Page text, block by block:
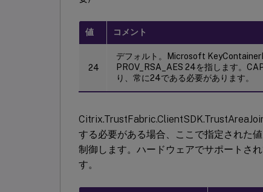
値 コメント
24
デフォルト。Microsoft
PROV_RSA_AES 24を指します。
り、常に24である必要があります。
する必要がある場合、ここで指定された
制御します。ハードウェアでサポートさ
す。